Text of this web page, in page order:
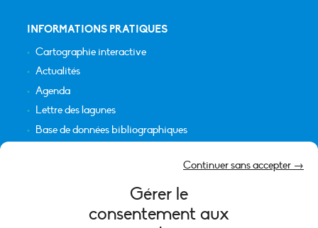
Gérer le
consentement aux
Continuer sans accepter →
INFORMATIONS PRATIQUES
Cartographie interactive
Actualités
Agenda
Lettre des lagunes
Base de données bibliographiques
Mentions légales